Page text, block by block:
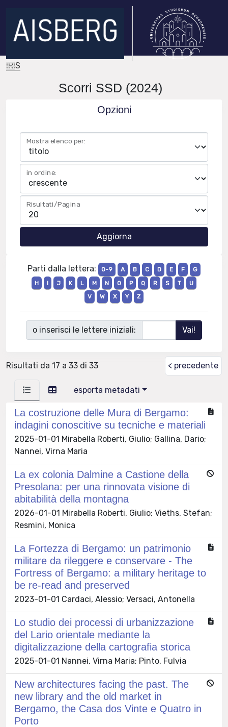
IRIS
Scorri SSD (2024)
Opzioni
Mostra elenco per:
in ordine:
Risultati/Pagina
Parti dalla lettera: 0-9 A B C D E F
G
H
I J K L M N O P Q R S T
U
V
W X Y Z
o inserisci le lettere iniziali:
Risultati da 17 a 33 di 33 < precedente
esporta metadati
La costruzione delle Mura di Bergamo:
indagini conoscitive su tecniche e materiali
2025-01-01 Mirabella Roberti, Giulio; Gallina, Dario;
Nannei, Virna Maria
La ex colonia Dalmine a Castione della
Presolana: per una rinnovata visione di
abitabilità della montagna
2026-01-01 Mirabella Roberti, Giulio; Vieths, Stefan;
Resmini, Monica
La Fortezza di Bergamo: un patrimonio
militare da rileggere e conservare - The
Fortress of Bergamo: a military heritage to
be re-read and preserved
2023-01-01 Cardaci, Alessio; Versaci, Antonella
Lo studio dei processi di urbanizzazione
del Lario orientale mediante la
digitalizzazione della cartografia storica
2025-01-01 Nannei, Virna Maria; Pinto, Fulvia
New architectures facing the past. The
new library and the old market in
Bergamo, the Casa dos Vinte e Quatro in
Porto